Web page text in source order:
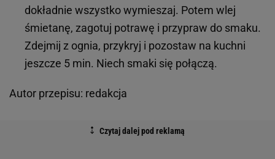
dokładnie wszystko wymieszaj. Potem wlej
śmietanę, zagotuj potrawę i przypraw do smaku.
Zdejmij z ognia, przykryj i pozostaw na kuchni
jeszcze 5 min. Niech smaki się połączą.
Autor przepisu: redakcja